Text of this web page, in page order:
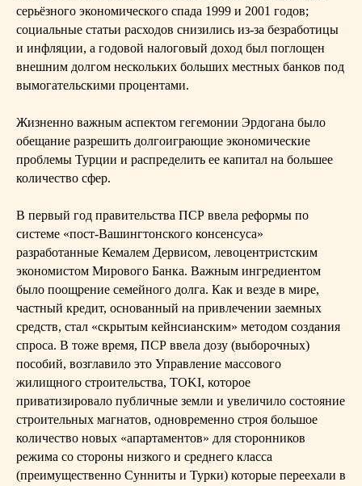
серьёзного экономического спада 1999 и 2001 годов;
социальные статьи расходов снизились из-за безработицы
и инфляции, а годовой налоговый доход был поглощен
внешним долгом нескольких больших местных банков под
вымогательскими процентами.
Жизненно важным аспектом гегемонии Эрдогана было
обещание разрешить долгоиграющие экономические
проблемы Турции и распределить ее капитал на большее
количество сфер.
В первый год правительства ПСР ввела реформы по
системе «пост-Вашингтонского консенсуса»
разработанные Кемалем Дервисом, левоцентристским
экономистом Мирового Банка. Важным ингредиентом
было поощрение семейного долга. Как и везде в мире,
частный кредит, основанный на привлечении заемных
средств, стал «скрытым кейнсианским» методом создания
спроса. В тоже время, ПСР ввела дозу (выборочных)
пособий, возглавило это Управление массового
жилищного строительства, TOKI, которое
приватизировало публичные земли и увеличило состояние
строительных магнатов, одновременно строя большое
количество новых «апартаментов» для сторонников
режима со стороны низкого и среднего класса
(преимущественно Сунниты и Турки) которые переехали в